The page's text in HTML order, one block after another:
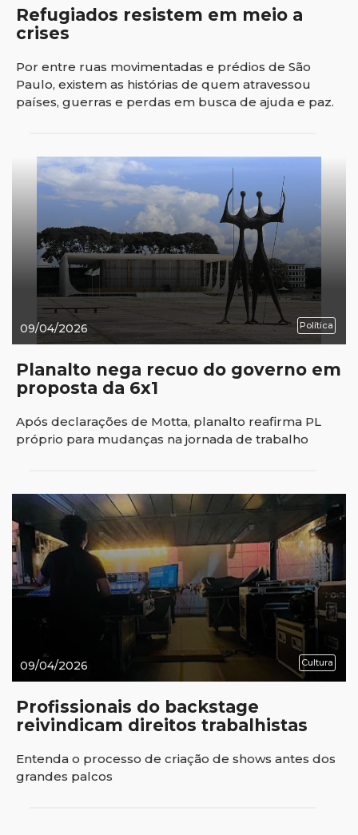
Refugiados resistem em meio a
crises
Por entre ruas movimentadas e prédios de São
Paulo, existem as histórias de quem atravessou
países, guerras e perdas em busca de ajuda e paz.
09/04/2026 Política
Planalto nega recuo do governo em
proposta da 6x1
Após declarações de Motta, planalto reafirma PL
próprio para mudanças na jornada de trabalho
09/04/2026 Cultura
Profissionais do backstage
reivindicam direitos trabalhistas
Entenda o processo de criação de shows antes dos
grandes palcos